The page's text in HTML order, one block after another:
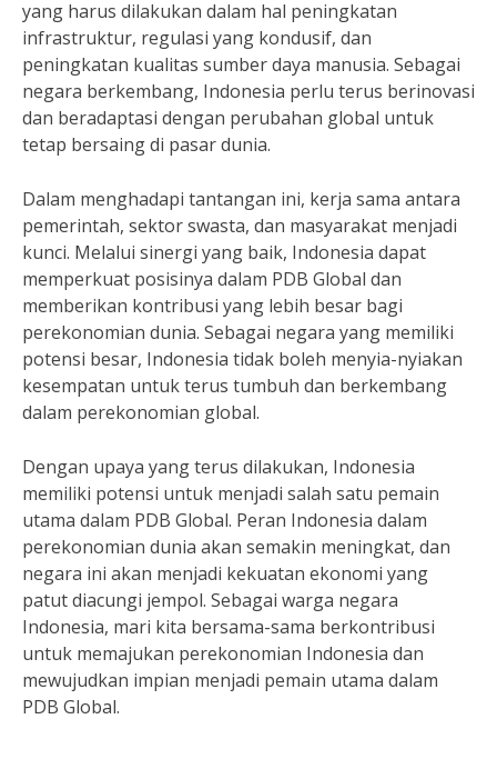
yang harus dilakukan dalam hal peningkatan
infrastruktur, regulasi yang kondusif, dan
peningkatan kualitas sumber daya manusia. Sebagai
negara berkembang, Indonesia perlu terus berinovasi
dan beradaptasi dengan perubahan global untuk
tetap bersaing di pasar dunia.
Dalam menghadapi tantangan ini, kerja sama antara
pemerintah, sektor swasta, dan masyarakat menjadi
kunci. Melalui sinergi yang baik, Indonesia dapat
memperkuat posisinya dalam PDB Global dan
memberikan kontribusi yang lebih besar bagi
perekonomian dunia. Sebagai negara yang memiliki
potensi besar, Indonesia tidak boleh menyia-nyiakan
kesempatan untuk terus tumbuh dan berkembang
dalam perekonomian global.
Dengan upaya yang terus dilakukan, Indonesia
memiliki potensi untuk menjadi salah satu pemain
utama dalam PDB Global. Peran Indonesia dalam
perekonomian dunia akan semakin meningkat, dan
negara ini akan menjadi kekuatan ekonomi yang
patut diacungi jempol. Sebagai warga negara
Indonesia, mari kita bersama-sama berkontribusi
untuk memajukan perekonomian Indonesia dan
mewujudkan impian menjadi pemain utama dalam
PDB Global.